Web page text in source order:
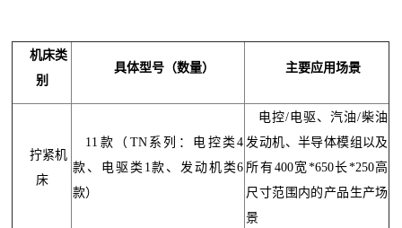
机床类
别
具体型号（数量） 主要应用场景
拧紧机
床
11款（TN系列：电控类4
款、电驱类1款、发动机类6
款）
电控/电驱、汽油/柴油
发动机、半导体模组以及
所有400宽*650长*250高
尺寸范围内的产品生产场
景